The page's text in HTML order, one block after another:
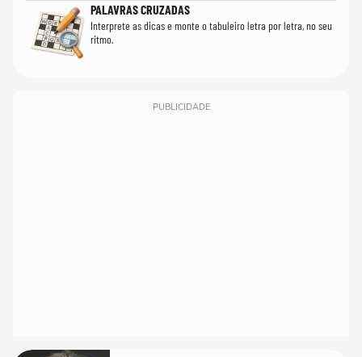
PALAVRAS CRUZADAS
Interprete as dicas e monte o tabuleiro letra por letra, no seu
ritmo.
PUBLICIDADE